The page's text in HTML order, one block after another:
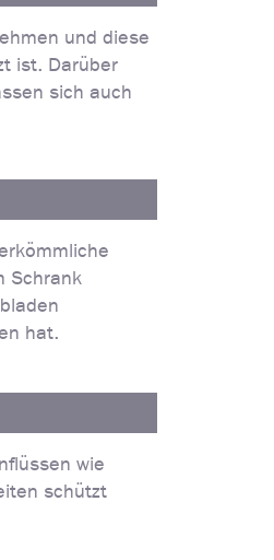
und diese
ist. Darüber
sich auch
Schrank
hat.
wie
schützt